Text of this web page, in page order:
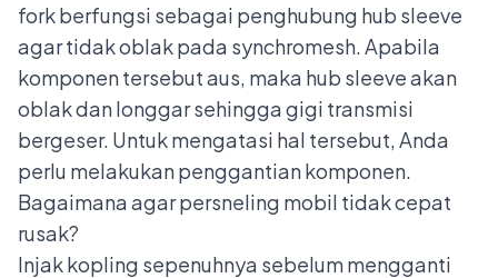
fork berfungsi sebagai penghubung hub sleeve
agar tidak oblak pada synchromesh. Apabila
komponen tersebut aus, maka hub sleeve akan
oblak dan longgar sehingga gigi transmisi
bergeser. Untuk mengatasi hal tersebut, Anda
perlu melakukan penggantian komponen.
Bagaimana agar persneling mobil tidak cepat
rusak?
Injak kopling sepenuhnya sebelum mengganti